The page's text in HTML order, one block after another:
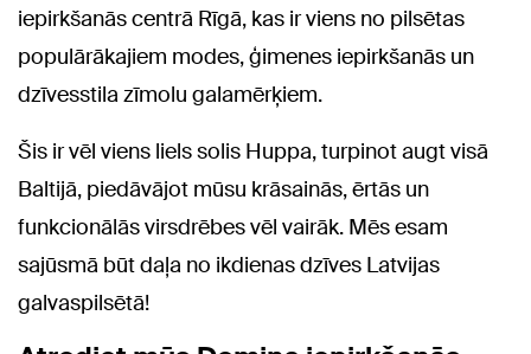
iepirkšanās centrā Rīgā, kas ir viens no pilsētas
populārākajiem modes, ģimenes iepirkšanās un
dzīvesstila zīmolu galamērķiem.
Šis ir vēl viens liels solis Huppa, turpinot augt visā
Baltijā, piedāvājot mūsu krāsainās, ērtās un
funkcionālās virsdrēbes vēl vairāk. Mēs esam
sajūsmā būt daļa no ikdienas dzīves Latvijas
galvaspilsētā!